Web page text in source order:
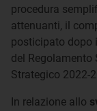
procedura
attenuanti, il
posticipato dopo
del Regolamento
Strategico 2022-
In relazione allo